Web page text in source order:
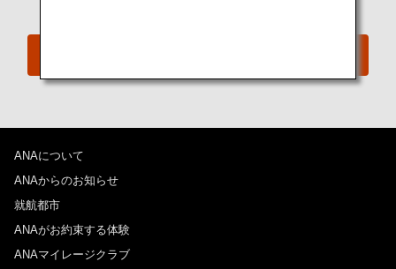
ANAについて
ANAからのお知らせ
就航都市
ANAがお約束する体験
ANAマイレージクラブ